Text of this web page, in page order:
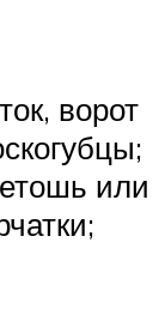
ворот
или